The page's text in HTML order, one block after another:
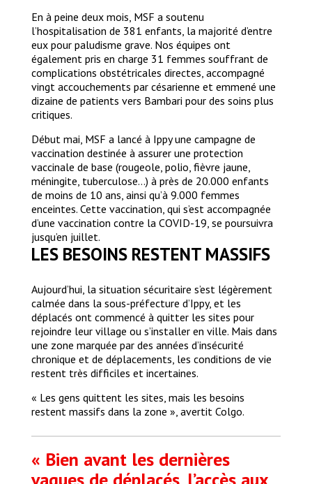
En à peine deux mois, MSF a soutenu
l’hospitalisation de 381 enfants, la majorité d’entre
eux pour paludisme grave. Nos équipes ont
également pris en charge 31 femmes souffrant de
complications obstétricales directes, accompagné
vingt accouchements par césarienne et emmené une
dizaine de patients vers Bambari pour des soins plus
critiques.
Début mai, MSF a lancé à Ippy une campagne de
vaccination destinée à assurer une protection
vaccinale de base (rougeole, polio, fièvre jaune,
méningite, tuberculose…) à près de 20.000 enfants
de moins de 10 ans, ainsi qu’à 9.000 femmes
enceintes. Cette vaccination, qui s’est accompagnée
d’une vaccination contre la COVID-19, se poursuivra
jusqu’en juillet.
LES BESOINS RESTENT MASSIFS
Aujourd’hui, la situation sécuritaire s’est légèrement
calmée dans la sous-préfecture d’Ippy, et les
déplacés ont commencé à quitter les sites pour
rejoindre leur village ou s’installer en ville. Mais dans
une zone marquée par des années d’insécurité
chronique et de déplacements, les conditions de vie
restent très difficiles et incertaines.
« Les gens quittent les sites, mais les besoins
restent massifs dans la zone », avertit Colgo.
« Bien avant les dernières